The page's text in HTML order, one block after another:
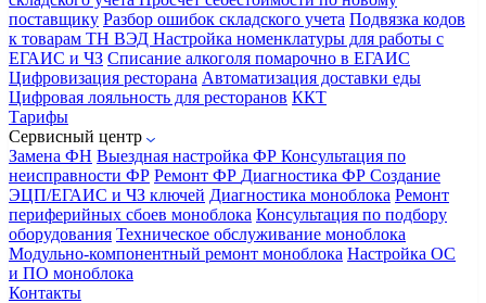
поставщику Разбор ошибок складского учета Подвязка кодов
к товарам ТН ВЭД Настройка номенклатуры для работы с
ЕГАИС и ЧЗ Списание алкоголя помарочно в ЕГАИС
Цифровизация ресторана Автоматизация доставки еды
Цифровая лояльность для ресторанов ККТ
Тарифы
Сервисный центр
Замена ФН Выездная настройка ФР Консультация по
неисправности ФР Ремонт ФР Диагностика ФР Создание
ЭЦП/ЕГАИС и ЧЗ ключей Диагностика моноблока Ремонт
периферийных сбоев моноблока Консультация по подбору
оборудования Техническое обслуживание моноблока
Модульно-компонентный ремонт моноблока Настройка ОС
и ПО моноблока
Контакты